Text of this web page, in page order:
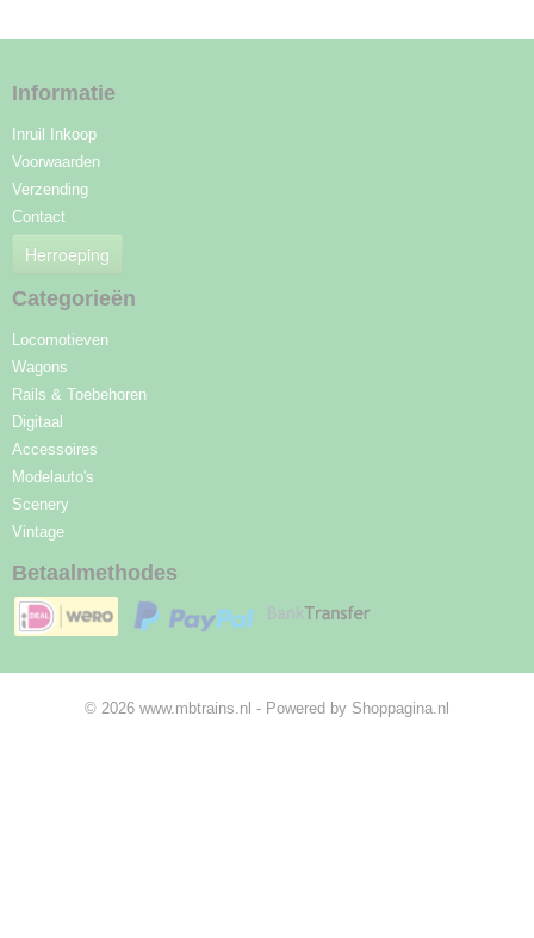
Informatie
Inruil Inkoop
Voorwaarden
Verzending
Contact
Herroeping
Categorieën
Locomotieven
Wagons
Rails & Toebehoren
Digitaal
Accessoires
Modelauto's
Scenery
Vintage
Betaalmethodes
© 2026 www.mbtrains.nl - Powered by Shoppagina.nl